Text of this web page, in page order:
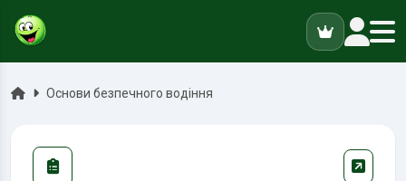
ГоловнаОснови безпечного водіння